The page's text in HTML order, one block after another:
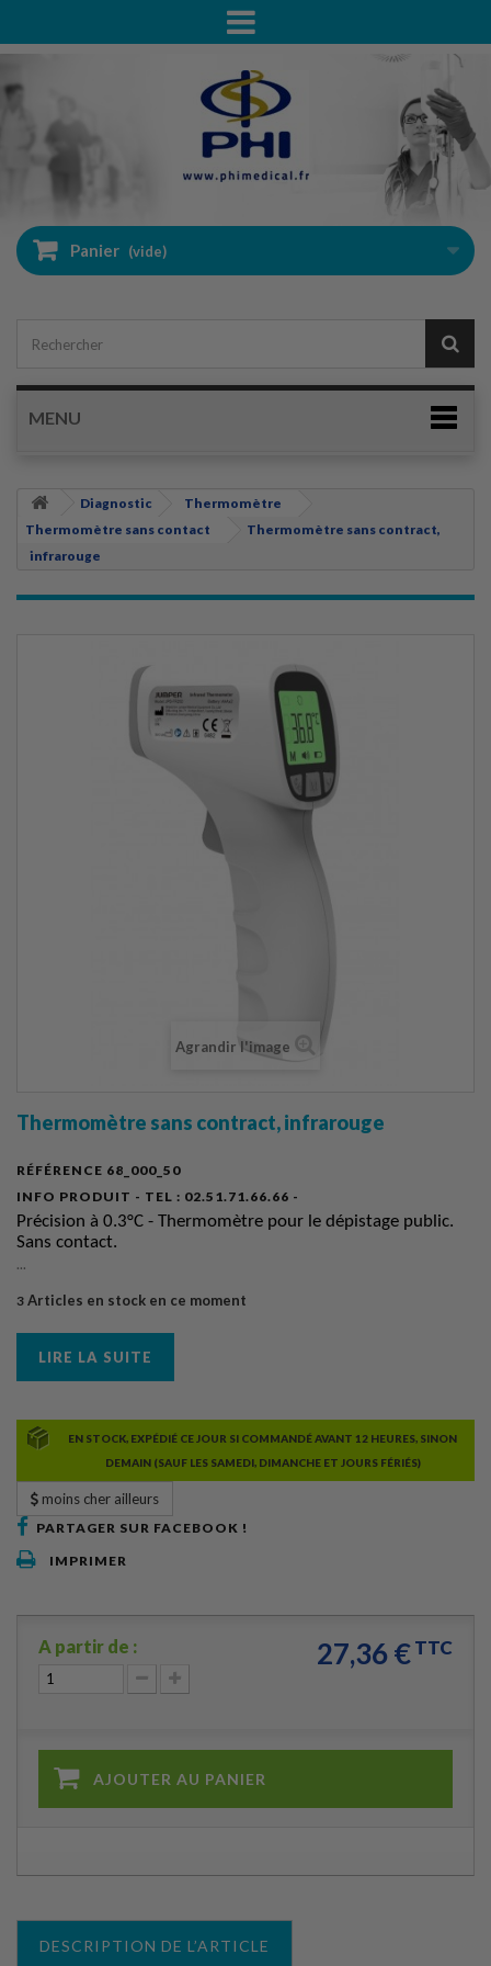
Panier (vide)
MENU
Diagnostic
Thermomètre
Thermomètre sans contact
Thermomètre sans contract,
infrarouge
Agrandir l'image
Thermomètre sans contract, infrarouge
RÉFÉRENCE 68_000_50
INFO PRODUIT - TEL : 02.51.71.66.66 -
Précision à 0.3°C - Thermomètre pour le dépistage public.
Sans contact.
...
3 Articles en stock en ce moment
LIRE LA SUITE
EN STOCK, EXPÉDIÉ CE JOUR SI COMMANDÉ AVANT 12 HEURES, SINON
DEMAIN (SAUF LES SAMEDI, DIMANCHE ET JOURS FÉRIÉS)
moins cher ailleurs
PARTAGER SUR FACEBOOK !
IMPRIMER
27,36 €TTC
A partir de :
AJOUTER AU PANIER
DESCRIPTION DE L’ARTICLE